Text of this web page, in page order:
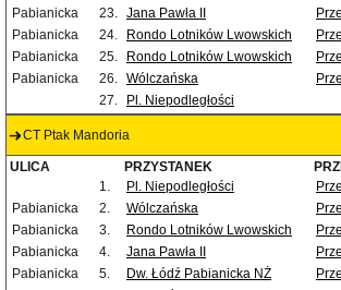
Pabianicka
23. Jana Pawła II
Pabianicka
24. Rondo Lotników Lwowskich
Pabianicka
25. Rondo Lotników Lwowskich
Pabianicka
26. Wólczańska
27.
Pl. Niepodległości
CT Ptak Mandoria
ULICA PRZYSTANEK
1.
Pl. Niepodległości
Pabianicka
2. Wólczańska
Pabianicka
3. Rondo Lotników Lwowskich
Pabianicka
4. Jana Pawła II
Pabianicka
5. Dw. Łódź Pabianicka NŻ